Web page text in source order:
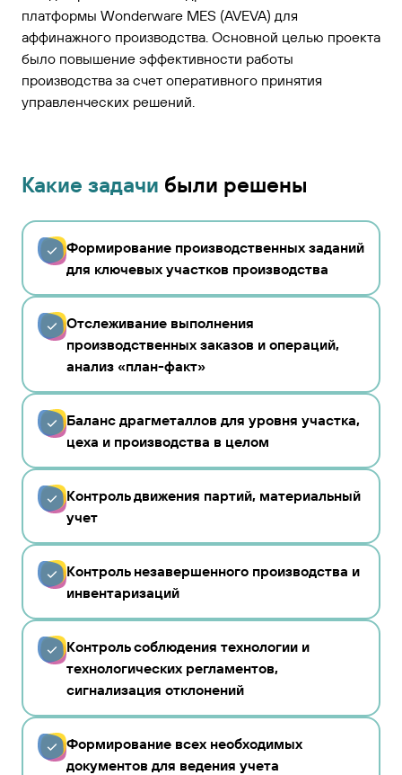
платформы Wonderware MES (AVEVA) для
аффинажного производства. Основной целью проекта
было повышение эффективности работы
производства за счет оперативного принятия
управленческих решений.
Какие задачи были решены
Формирование производственных заданий
для ключевых участков производства
Отслеживание выполнения
производственных заказов и операций,
анализ «план-факт»
Баланс драгметаллов для уровня участка,
цеха и производства в целом
Контроль движения партий, материальный
учет
Контроль незавершенного производства и
инвентаризаций
Контроль соблюдения технологии и
технологических регламентов,
сигнализация отклонений
Формирование всех необходимых
документов для ведения учета